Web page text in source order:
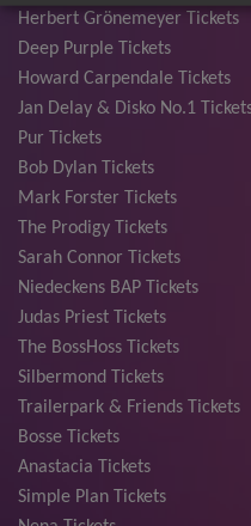
Herbert Grönemeyer Tickets
Deep Purple Tickets
Howard Carpendale Tickets
Jan Delay & Disko No.1
Pur Tickets
Bob Dylan Tickets
Mark Forster Tickets
The Prodigy Tickets
Sarah Connor Tickets
Niedeckens BAP Tickets
Judas Priest Tickets
The BossHoss Tickets
Silbermond Tickets
Trailerpark & Friends Tickets
Bosse Tickets
Anastacia Tickets
Simple Plan Tickets